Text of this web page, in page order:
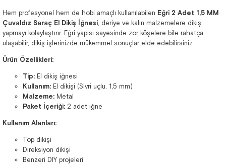
Hem profesyonel hem de hobi amaçlı kullanılabilen Eğri 2 Adet 1,5 MM
Çuvaldız Saraç El Dikiş İğnesi, deriye ve kalın malzemelere dikiş
yapmayı kolaylaştırır. Eğri yapısı sayesinde zor köşelere bile rahatça
ulaşabilir, dikiş işlerinizde mükemmel sonuçlar elde edebilirsiniz.
Ürün Özellikleri:
Tip: El dikiş iğnesi
Kullanım: El dikişi (Sivri uçlu, 1,5 mm)
Malzeme: Metal
Paket İçeriği: 2 adet iğne
Kullanım Alanları:
Top dikişi
Direksiyon dikişi
Benzeri DIY projeleri